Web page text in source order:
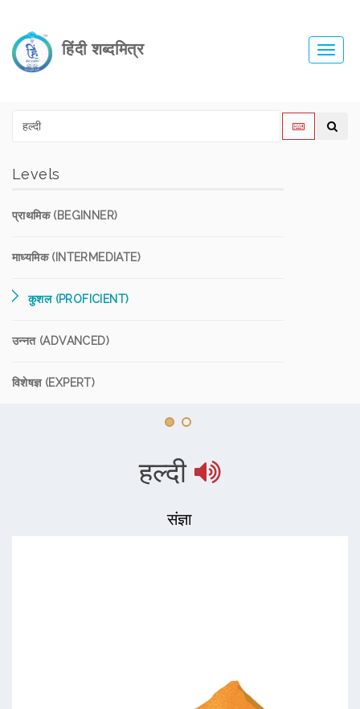
हिंदी शब्दमित्र
Levels
प्राथमिक (BEGINNER)
माध्यमिक (INTERMEDIATE)
कुशल (PROFICIENT)
उन्नत (ADVANCED)
विशेषज्ञ (EXPERT)
हल्दी
संज्ञा